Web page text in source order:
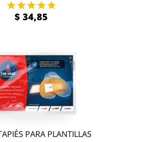
$ 34,85
PARA PLANTILLAS